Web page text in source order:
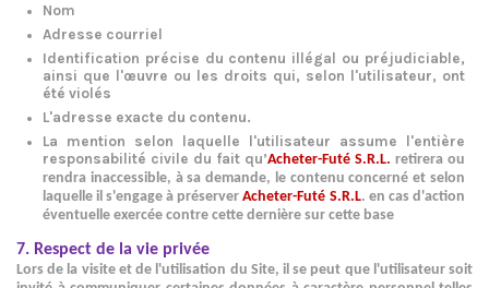
Nom
Adresse courriel
Identification précise du contenu illégal ou préjudiciable,
ainsi que l'œuvre ou les droits qui, selon l'utilisateur, ont
été violés
L'adresse exacte du contenu.
La mention selon laquelle l'utilisateur assume l'entière
responsabilité civile du fait qu’Acheter-Futé S.R.L. retirera ou
rendra inaccessible, à sa demande, le contenu concerné et selon
laquelle il s'engage à préserverAcheter-Futé S.R.L. en cas d'action
éventuelle exercée contre cette dernière sur cette base
7. Respect de la vie privée
Lors de la visite et de l'utilisation du Site, il se peut que l'utilisateur soit